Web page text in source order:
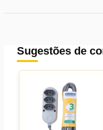
Sugestões de